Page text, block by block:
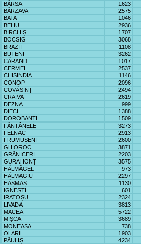
BÂRSA
1623
BÂRZAVA
2575
BATA
1046
BELIU
2936
BIRCHIȘ
1707
BOCSIG
3068
BRAZII
1108
BUTENI
3262
CĂRAND
1017
CERMEI
2537
CHISINDIA
1146
CONOP
2096
COVĂSINȚ
2494
CRAIVA
2619
DEZNA
999
DIECI
1388
DOROBANȚI
1509
FÂNTÂNELE
3273
FELNAC
2913
FRUMUȘENI
2600
GHIOROC
3871
GRĂNICERI
2203
GURAHONȚ
3575
HĂLMĂGEL
973
HĂLMAGIU
2297
HĂȘMAȘ
1130
IGNEȘTI
601
IRATOȘU
2324
LIVADA
3813
MACEA
5722
MIȘCA
3689
MONEASA
738
OLARI
1903
PĂULIȘ
4234